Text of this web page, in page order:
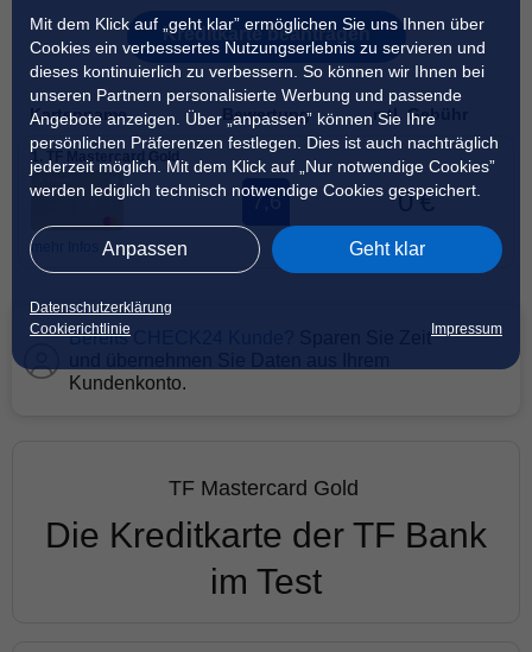
Mit dem Klick auf „geht klar” ermöglichen Sie uns Ihnen über
Cookies ein verbessertes Nutzungserlebnis zu servieren und
dieses kontinuierlich zu verbessern. So können wir Ihnen bei
unseren Partnern personalisierte Werbung und passende
Angebote anzeigen. Über „anpassen” können Sie Ihre
persönlichen Präferenzen festlegen. Dies ist auch nachträglich
jederzeit möglich. Mit dem Klick auf „Nur notwendige Cookies”
werden lediglich technisch notwendige Cookies gespeichert.
Anpassen Geht klar
Datenschutzerklärung
Cookierichtlinie
Impressum
Kreditkarte beantragen
Kartenname Bewertung mtl. Gebühr
1. TF Mastercard Gold
mehr Infos
7,6 0 €
Bereits CHECK24 Kunde?
Kundenkonto.
TF Mastercard Gold
Die Kreditkarte der TF Bank
im Test